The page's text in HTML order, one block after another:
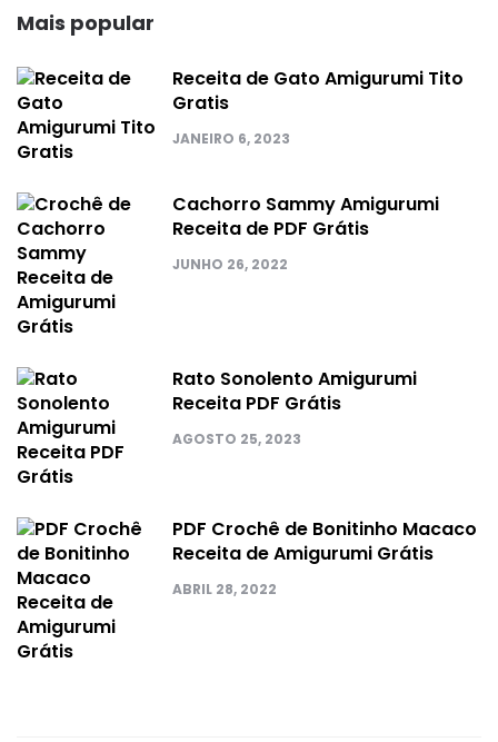
Mais popular
Receita de Gato Amigurumi Tito
Gratis
JANEIRO 6, 2023
Cachorro Sammy Amigurumi
Receita de PDF Grátis
JUNHO 26, 2022
Rato Sonolento Amigurumi
Receita PDF Grátis
AGOSTO 25, 2023
PDF Crochê de Bonitinho Macaco
Receita de Amigurumi Grátis
ABRIL 28, 2022